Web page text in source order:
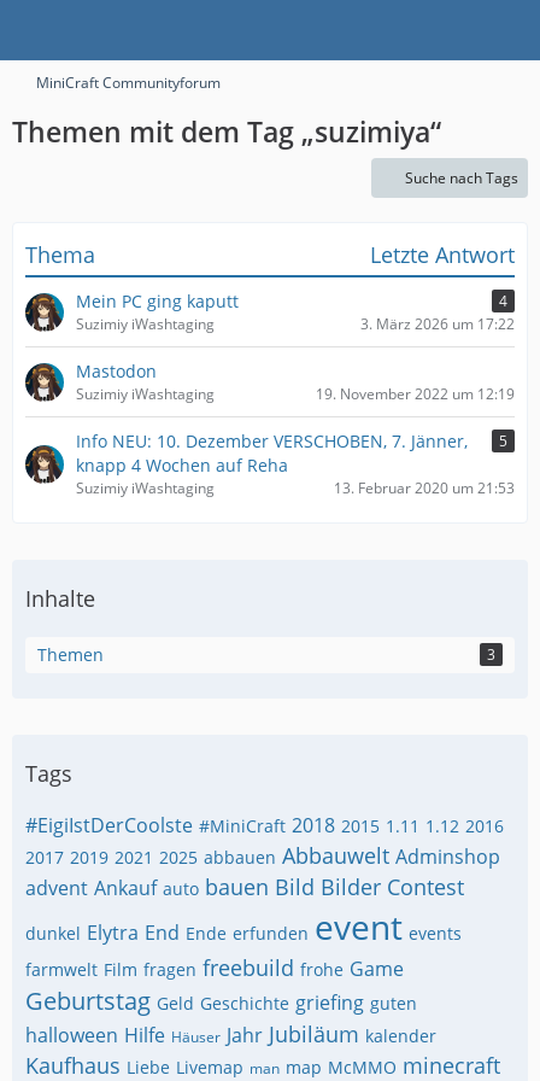
MiniCraft Communityforum
Themen mit dem Tag „suzimiya“
Suche nach Tags
Thema Letzte Antwort
Mein PC ging kaputt
4
Suzimiy iWashtaging
3. März 2026 um 17:22
Mastodon
Suzimiy iWashtaging 19. November 2022 um 12:19
Info NEU: 10. Dezember VERSCHOBEN, 7. Jänner,
knapp 4 Wochen auf Reha
5
Suzimiy iWashtaging 13. Februar 2020 um 21:53
Inhalte
Themen 3
Tags
#EigiIstDerCoolste #MiniCraft 2018 2015 1.11 1.12 2016
2017 2019 2021 2025 abbauen Abbauwelt Adminshop
advent Ankauf auto bauen Bild Bilder Contest
dunkel Elytra End Ende erfunden event events
farmwelt Film fragen freebuild frohe Game
Geburtstag Geld Geschichte griefing guten
halloween Hilfe Häuser Jahr Jubiläum kalender
Kaufhaus Liebe Livemap man map McMMO minecraft